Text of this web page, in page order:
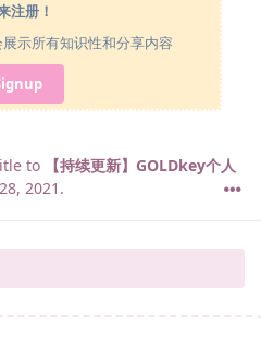
注册！
示所有知识性和分享内容
to
【持续更新】GOLDkey个人
2021 .